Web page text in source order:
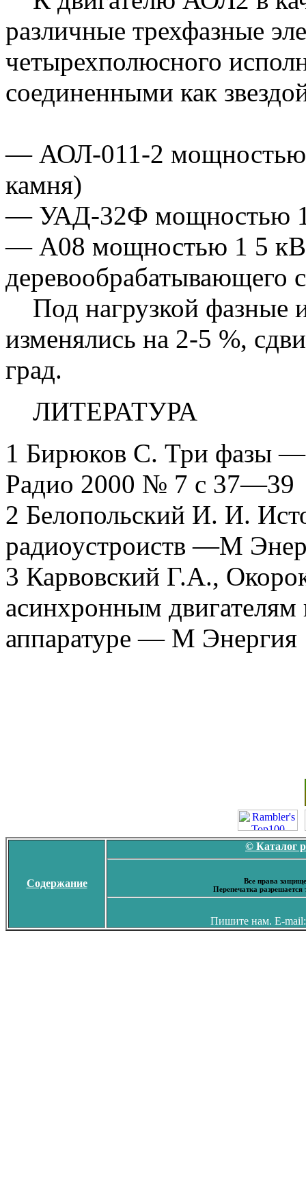
различные трехфазные
четырехполюсного
соединенными как
— АОЛ-011-2 мощностью
камня)
— УАД-32Ф мощностью
— А08 мощностью 1 5
деревообрабатывающего
Под нагрузкой фазные
изменялись на 2-5 %,
град.
ЛИТЕРАТУРА
1 Бирюков С. Три фазы
Радио 2000 № 7 с 37—39
2 Белопольский И. И.
радиоустроиств —М
3 Карвовский Г.А.,
асинхронным
аппаратуре — М Энергия
Содержание
© Каталог
Все права
Перепечатка
Пишите нам. E-